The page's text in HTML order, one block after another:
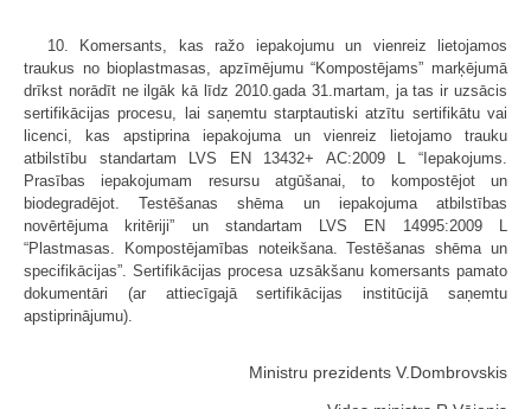
10. Komersants, kas ražo iepakojumu un vienreiz lietojamos
traukus no bioplastmasas, apzīmējumu “Kompostējams” marķējumā
drīkst norādīt ne ilgāk kā līdz 2010.gada 31.martam, ja tas ir uzsācis
sertifikācijas procesu, lai saņemtu starptautiski atzītu sertifikātu vai
licenci, kas apstiprina iepakojuma un vienreiz lietojamo trauku
atbilstību standartam LVS EN 13432+ AC:2009 L “Iepakojums.
Prasības iepakojumam resursu atgūšanai, to kompostējot un
biodegradējot. Testēšanas shēma un iepakojuma atbilstības
novērtējuma kritēriji” un standartam LVS EN 14995:2009 L
“Plastmasas. Kompostējamības noteik­šana. Testēšanas shēma un
specifikācijas”. Sertifikācijas procesa uzsākšanu komersants pamato
dokumentāri (ar attiecīgajā sertifikācijas institūcijā saņemtu
apstiprinājumu).
Ministru prezidents V.Dombrovskis